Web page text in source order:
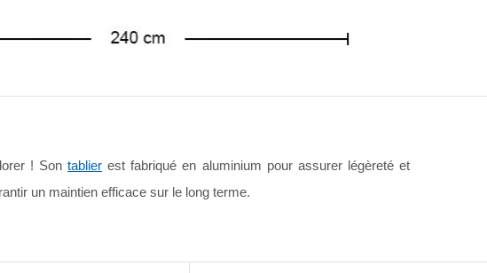
! Sontablier est fabriqué en aluminium pour assurer légèreté et
un maintien efficace sur le long terme.